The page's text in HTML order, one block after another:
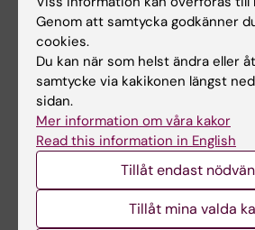
1 oktober 12:15 - 13:00
Bites of Learning lunchwebbinarium:
while the world shifts - Rethinking
educator
På nätet
Den här sessionen utforskar hur
kan navigera i pågående
utveckla ett reflekterat och
Genom att samtycka godkänner
cookies.
Du kan när som helst ändra eller
samtycke via kakikonen längst
sidan.
Mer information om våra kakor
Read this information in English
Tillåt endast
Tillåt mina valda